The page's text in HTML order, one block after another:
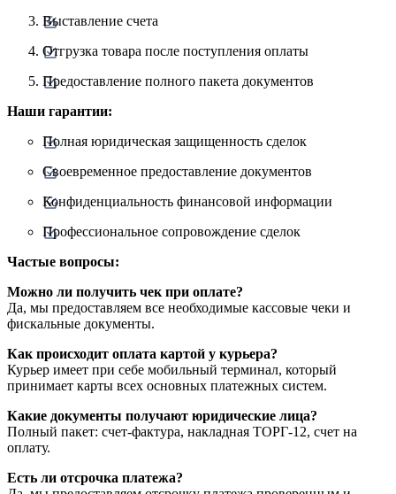
Выставление счета
Отгрузка товара после поступления оплаты
Предоставление полного пакета документов
Наши гарантии:
Полная юридическая защищенность сделок
Своевременное предоставление документов
Конфиденциальность финансовой информации
Профессиональное сопровождение сделок
Частые вопросы:
Можно ли получить чек при оплате?
Да, мы предоставляем все необходимые кассовые чеки и
фискальные документы.
Как происходит оплата картой у курьера?
Курьер имеет при себе мобильный терминал, который
принимает карты всех основных платежных систем.
Какие документы получают юридические лица?
Полный пакет: счет-фактура, накладная ТОРГ-12, счет на
оплату.
Есть ли отсрочка платежа?